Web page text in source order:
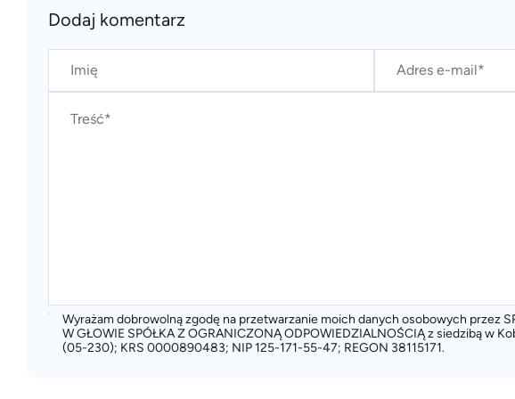
Dodaj komentarz
Wyrażam dobrowolną zgodę na przetwarzanie moich danych osobowych przez
W GŁOWIE SPÓŁKA Z OGRANICZONĄ ODPOWIEDZIALNOŚCIĄ z siedzibą w
(05-230); KRS 0000890483; NIP 125-171-55-47; REGON 38115171.